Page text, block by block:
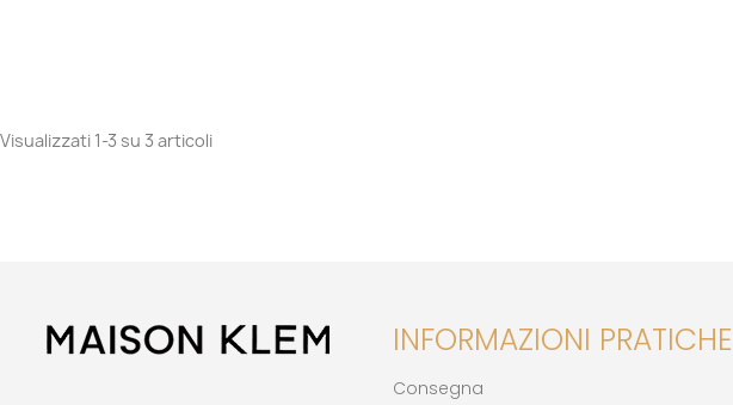
Visualizzati 1-3 su 3 articoli
INFORMAZIONI PRATICHE
Consegna